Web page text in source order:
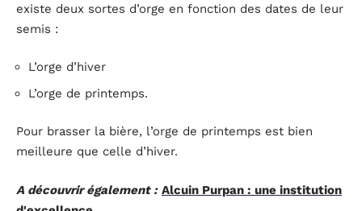
existe deux sortes d’orge en fonction des dates de leur
semis :
L’orge d’hiver
L’orge de printemps.
Pour brasser la bière, l’orge de printemps est bien
meilleure que celle d’hiver.
A découvrir également : Alcuin Purpan : une institution